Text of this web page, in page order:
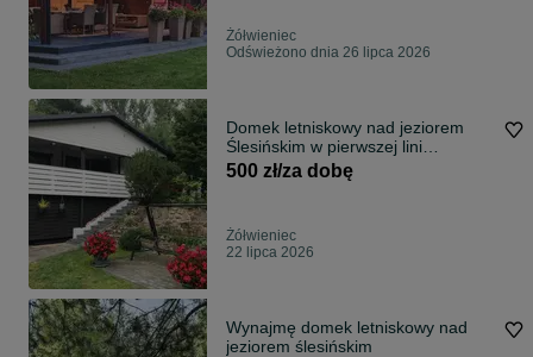
Żółwieniec
Odświeżono dnia 26 lipca 2026
Domek letniskowy nad jeziorem
Ślesińskim w pierwszej lini
brzegowej.
500 zł/za dobę
Żółwieniec
22 lipca 2026
Wynajmę domek letniskowy nad
jeziorem ślesińskim